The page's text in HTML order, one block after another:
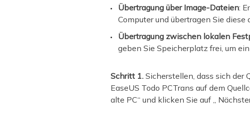
Übertragung über Image-Dateien:
Computer und übertragen Sie
Übertragung zwischen lokalen
geben Sie Speicherplatz frei, um
Schritt 1. Sicherstellen, dass sich der
EaseUS Todo PCTrans auf dem
alte PC“ und klicken Sie auf „